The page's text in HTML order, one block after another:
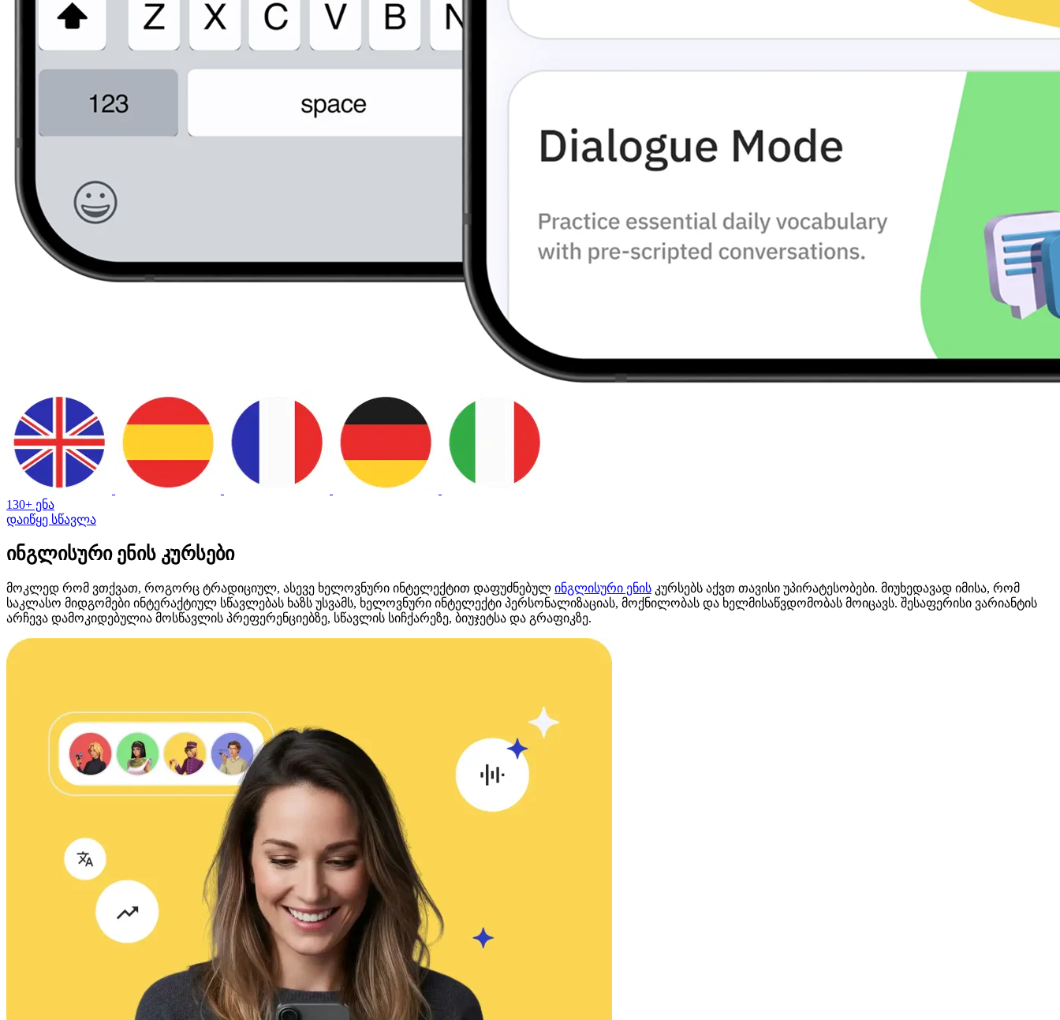
130+ ენა
დაიწყე სწავლა
ინგლისური ენის კურსები
მოკლედ რომ ვთქვათ, როგორც ტრადიციულ, ასევე ხელოვნური ინტელექტით დაფუძნებულ ინგლისური ენის კურსებს აქვთ თავისი უპირატესობები. მიუხედავად იმისა, რომ
საკლასო მიდგომები ინტერაქტიულ სწავლებას ხაზს უსვამს, ხელოვნური ინტელექტი პერსონალიზაციას, მოქნილობას და ხელმისაწვდომობას მოიცავს. შესაფერისი ვარიანტის
არჩევა დამოკიდებულია მოსწავლის პრეფერენციებზე, სწავლის სიჩქარეზე, ბიუჯეტსა და გრაფიკზე.